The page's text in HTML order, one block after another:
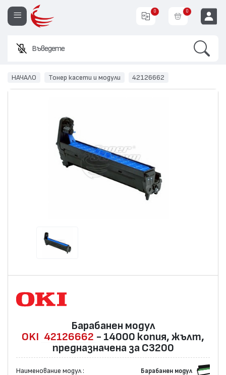
Въведете име ил
0 0
НАЧАЛО Тонер касети и модули 42126662
Барабанен модул
OKI 42126662 - 14000 копия, жълт,
предназначена за C3200
Наименование модул : Барабанен модул